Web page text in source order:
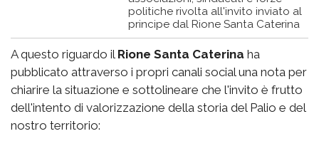
politiche rivolta all'invito inviato al
principe dal Rione Santa Caterina
A questo riguardo il Rione Santa Caterina ha
pubblicato attraverso i propri canali social una nota per
chiarire la situazione e sottolineare che l'invito è frutto
dell'intento di valorizzazione della storia del Palio e del
nostro territorio: